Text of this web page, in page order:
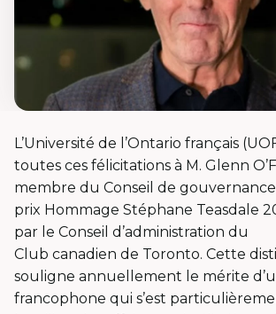
L’Université de l’Ontario français
toutes ces félicitations à M. Glenn
membre du Conseil de
prix Hommage Stéphane Teasdale
par le Conseil d’administration du
Club canadien de Toronto. Cette
souligne annuellement le mérite
francophone qui s’est